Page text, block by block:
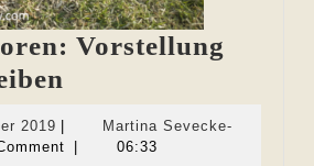
Vorstellung
Vorstellung
2019 28.
November
|
Martina Sevecke-
| 06:33